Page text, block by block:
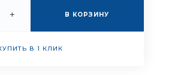
+ В КОРЗИНУ
В 1 КЛИК